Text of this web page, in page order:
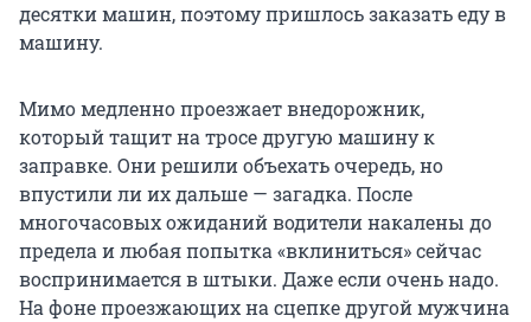
десятки машин, поэтому пришлось заказать еду в
машину.
Мимо медленно проезжает внедорожник,
который тащит на тросе другую машину к
заправке. Они решили объехать очередь, но
впустили ли их дальше — загадка. После
многочасовых ожиданий водители накалены до
предела и любая попытка «вклиниться» сейчас
воспринимается в штыки. Даже если очень надо.
На фоне проезжающих на сцепке другой мужчина